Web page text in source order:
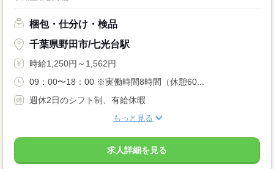
梱包・仕分け・検品
千葉県野田市/七光台駅
時給1,250円～1,562円
09：00〜18：00 ※実働時間8時間（休憩60...
週休2日のシフト制、有給休暇
もっと見る
求人詳細を見る